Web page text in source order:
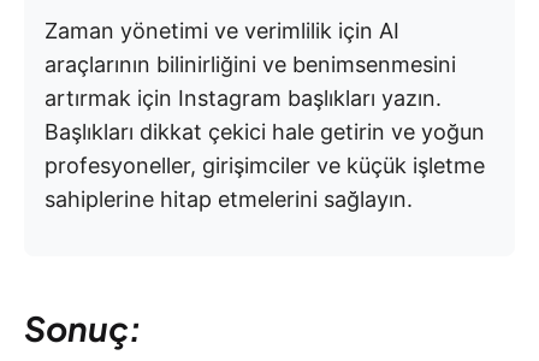
Zaman yönetimi ve verimlilik için AI
araçlarının bilinirliğini ve benimsenmesini
artırmak için Instagram başlıkları yazın.
Başlıkları dikkat çekici hale getirin ve yoğun
profesyoneller, girişimciler ve küçük işletme
sahiplerine hitap etmelerini sağlayın.
Sonuç: